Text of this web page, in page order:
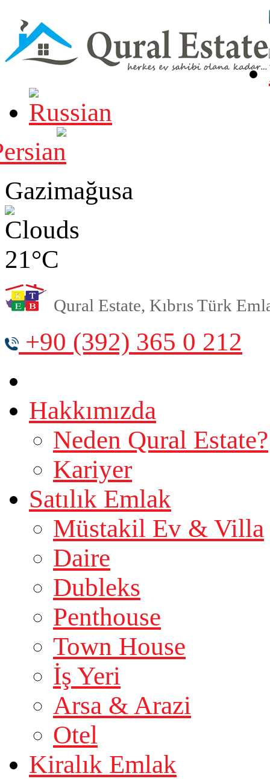
Gazimağusa
21°C
Qural Estate, Kıbrıs Türk
+90 (392) 365 0 212
Hakkımızda
Neden Qural Estate?
Kariyer
Satılık Emlak
Müstakil Ev & Villa
Daire
Dubleks
Penthouse
Town House
İş Yeri
Arsa & Arazi
Otel
Kiralık Emlak